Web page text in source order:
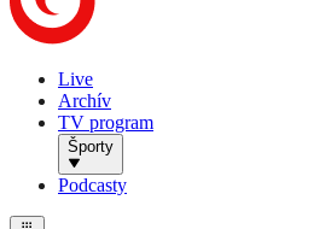
Live
Archív
TV program
Športy
Podcasty